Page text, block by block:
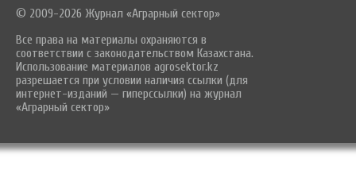
© 2009-2026 Журнал «Аграрный сектор»
Все права на материалы охраняются в
соответствии с законодательством Казахстана.
Использование материалов agrosektor.kz
разрешается при условии наличия ссылки (для
интернет-изданий — гиперссылки) на журнал
«Аграрный сектор»